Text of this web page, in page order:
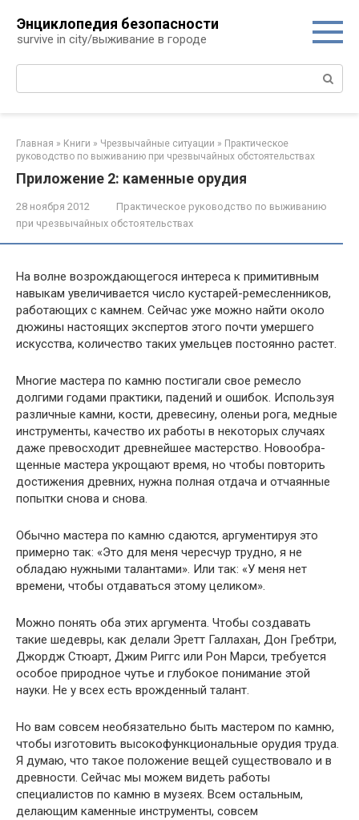
контенту
Энциклопедия безопасности
survive in city/выживание в городе
Поиск:
Главная » Книги » Чрезвычайные ситуации » Практическое
руководство по выживанию при чрезвычайных обстоятельствах
Приложение 2: каменные орудия
28 ноября 2012
Практическое руководство по выживанию
при чрезвычайных обстоятельствах
На волне возрождающегося интереса к примитивным
навыкам уве­личивается число кустарей-ремесленников,
работающих с камнем. Сейчас уже можно найти около
дюжины настоящих экспертов этого почти умершего
искусства, количество таких умельцев постоянно растет.
Многие мастера по камню постигали свое ремесло
долгими годами практики, падений и ошибок. Используя
различные камни, кости, дре­весину, оленьи рога, медные
инструменты, качество их работы в неко­торых случаях
даже превосходит древнейшее мастерство. Новообра­
щенные мастера укрощают время, но чтобы повторить
достижения древних, нужна полная отдача и отчаянные
попытки снова и снова.
Обычно мастера по камню сдаются, аргументируя это
примерно так: «Это для меня чересчур трудно, я не
обладаю нужными талантами». Или так: «У меня нет
времени, чтобы отдаваться этому целиком».
Можно понять оба этих аргумента. Чтобы создавать
такие шедевры, как делали Эретт Галлахан, Дон Гребтри,
Джордж Стюарт, Джим Риггс или Рон Марси, требуется
особое природное чутье и глубокое понима­ние этой
науки. Не у всех есть врожденный талант.
Но вам совсем необязательно быть мастером по камню,
чтобы изго­товить высокофункциональные орудия труда.
Я думаю, что такое по­ложение вещей существовало и в
древности. Сейчас мы можем видеть работы
специалистов по камню в музеях. Всем остальным,
делающим каменные инструменты, совсем